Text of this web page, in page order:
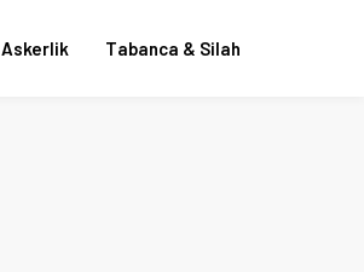
Askerlik Tabanca & Silah